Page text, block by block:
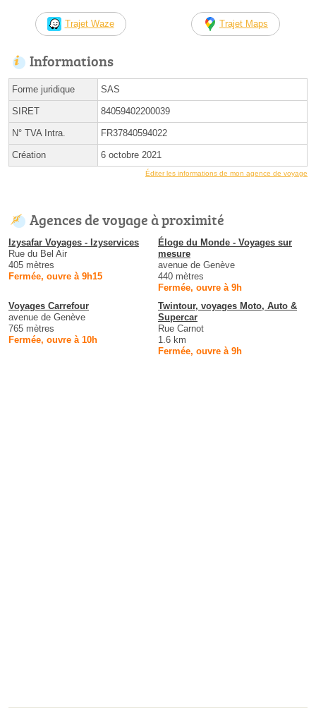
Trajet Waze Trajet Maps
Informations
Forme juridique SAS
SIRET 84059402200039
N° TVA Intra. FR37840594022
Création 6 octobre 2021
Éditer les informations de mon agence de voyage
Agences de voyage à proximité
Izysafar Voyages - Izyservices
Rue du Bel Air
405 mètres
Fermée, ouvre à 9h15
Éloge du Monde - Voyages sur
mesure
avenue de Genève
440 mètres
Fermée, ouvre à 9h
Voyages Carrefour
avenue de Genève
765 mètres
Fermée, ouvre à 10h
Twintour, voyages Moto, Auto &
Supercar
Rue Carnot
1.6 km
Fermée, ouvre à 9h